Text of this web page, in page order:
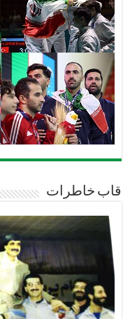
قاب خاطرات